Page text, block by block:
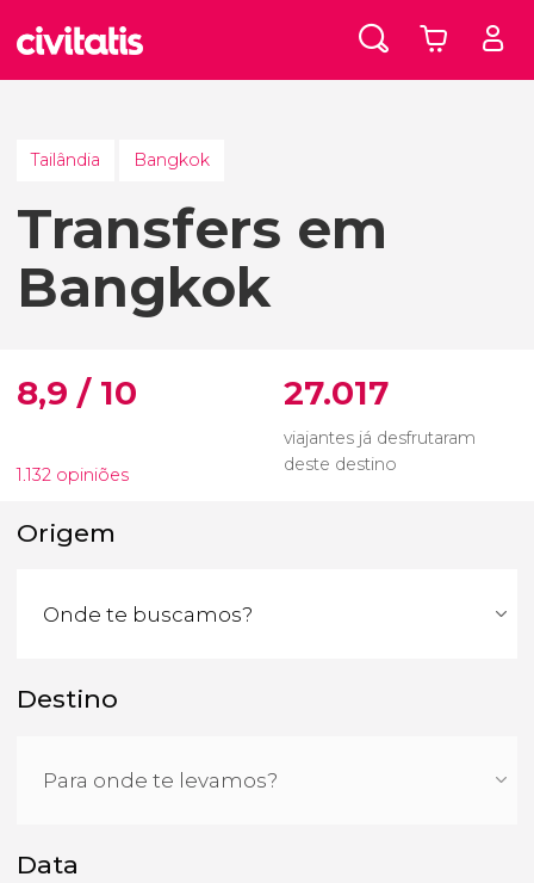
Tailândia Bangkok
Transfers em
Bangkok
8,9 / 10
1.132 opiniões
27.017
viajantes já desfrutaram
deste destino
Origem
Destino
Data